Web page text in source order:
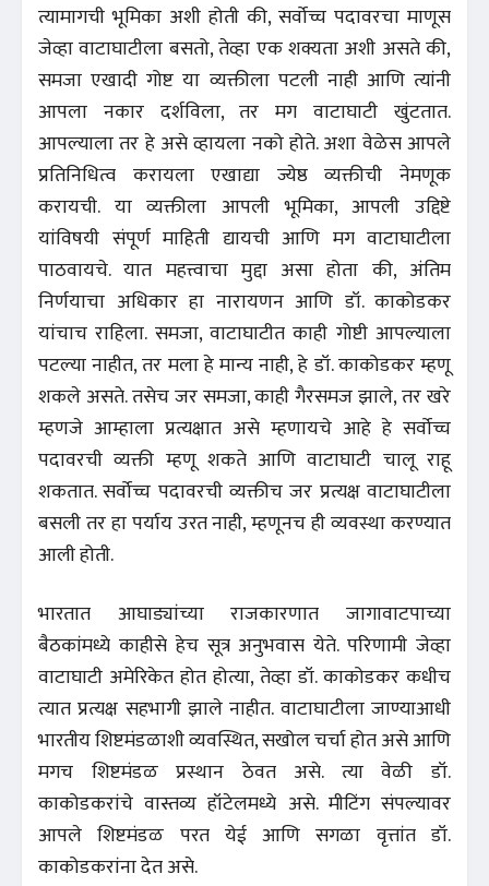
त्यामागची भूमिका अशी होती की, सर्वोच्च पदावरचा माणूस
जेव्हा वाटाघाटीला बसतो, तेव्हा एक शक्यता अशी असते की,
समजा एखादी गोष्ट या व्यक्तीला पटली नाही आणि त्यांनी
आपला नकार दर्शविला, तर मग वाटाघाटी खुंटतात.
आपल्याला तर हे असे व्हायला नको होते. अशा वेळेस आपले
प्रतिनिधित्व करायला एखाद्या ज्येष्ठ व्यक्तीची नेमणूक
करायची. या व्यक्तीला आपली भूमिका, आपली उद्दिष्टे
यांविषयी संपूर्ण माहिती द्यायची आणि मग वाटाघाटीला
पाठवायचे. यात महत्त्वाचा मुद्दा असा होता की, अंतिम
निर्णयाचा अधिकार हा नारायणन आणि डॉ. काकोडकर
यांचाच राहिला. समजा, वाटाघाटीत काही गोष्टी आपल्याला
पटल्या नाहीत, तर मला हे मान्य नाही, हे डॉ. काकोडकर म्हणू
शकले असते. तसेच जर समजा, काही गैरसमज झाले, तर खरे
म्हणजे आम्हाला प्रत्यक्षात असे म्हणायचे आहे हे सर्वोच्च
पदावरची व्यक्ती म्हणू शकते आणि वाटाघाटी चालू राहू
शकतात. सर्वोच्च पदावरची व्यक्तीच जर प्रत्यक्ष वाटाघाटीला
बसली तर हा पर्याय उरत नाही, म्हणूनच ही व्यवस्था करण्यात
आली होती.
भारतात आघाड्यांच्या राजकारणात जागावाटपाच्या
बैठकांमध्ये काहीसे हेच सूत्र अनुभवास येते. परिणामी जेव्हा
वाटाघाटी अमेरिकेत होत होत्या, तेव्हा डॉ. काकोडकर कधीच
त्यात प्रत्यक्ष सहभागी झाले नाहीत. वाटाघाटीला जाण्याआधी
भारतीय शिष्टमंडळाशी व्यवस्थित, सखोल चर्चा होत असे आणि
मगच शिष्टमंडळ प्रस्थान ठेवत असे. त्या वेळी डॉ.
काकोडकरांचे वास्तव्य हॉटेलमध्ये असे. मीटिंग संपल्यावर
आपले शिष्टमंडळ परत येई आणि सगळा वृत्तांत डॉ.
काकोडकरांना देत असे.